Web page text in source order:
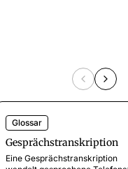
Glossar
Gesprächstranskription
Eine Gesprächstranskription